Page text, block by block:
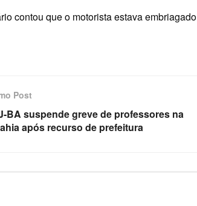
contou que o motorista estava embriagado
Post
BA suspende greve de professores na
após recurso de prefeitura